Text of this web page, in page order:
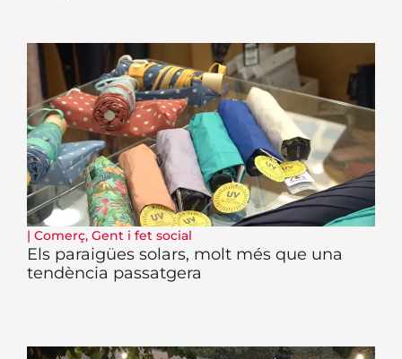
| Comerç, Gent i fet social
Els paraigües solars, molt més que una
tendència passatgera